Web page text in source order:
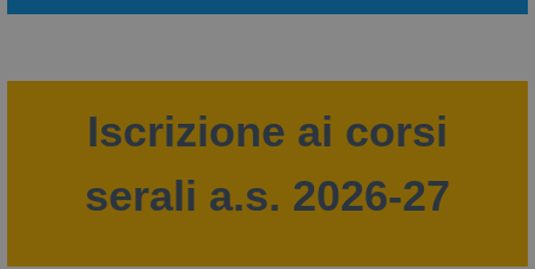
Iscrizione ai corsi
serali a.s. 2026-27